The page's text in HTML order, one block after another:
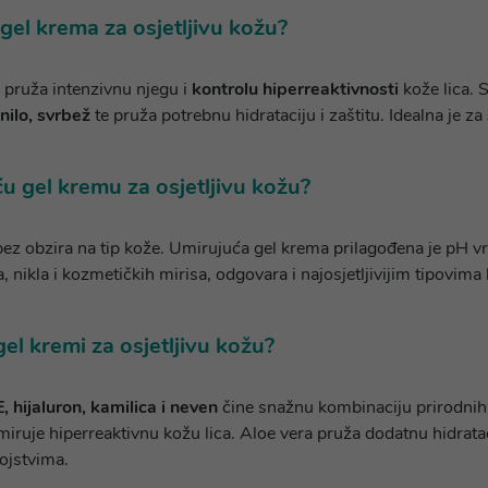
krema za osjetljivu kožu?
intenzivnu njegu i kontrolu hiperreaktivnosti kože lica.
svrbežte pruža potrebnu hidrataciju i zaštitu. Idealna je za
gel kremu za osjetljivu kožu?
obzira na tip kože. Umirujuća gel krema prilagođena je pH
nikla i kozmetičkih mirisa, odgovara i najosjetljivijim tipovima
kremi za osjetljivu kožu?
hijaluron, kamilica i neven čine snažnu kombinaciju
hiperreaktivnu kožu lica. Aloe vera pruža dodatnu